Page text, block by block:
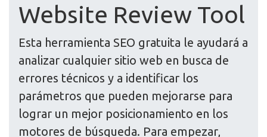
Website Review Tool
Esta herramienta SEO gratuita le ayudará a
analizar cualquier sitio web en busca de
errores técnicos y a identificar los
parámetros que pueden mejorarse para
lograr un mejor posicionamiento en los
motores de búsqueda. Para empezar,